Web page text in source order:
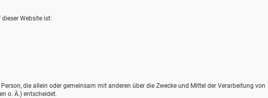
Website ist:
die allein oder gemeinsam mit anderen über die Zwecke und Mittel der Verarbeitung von
o. Ä.) entscheidet.